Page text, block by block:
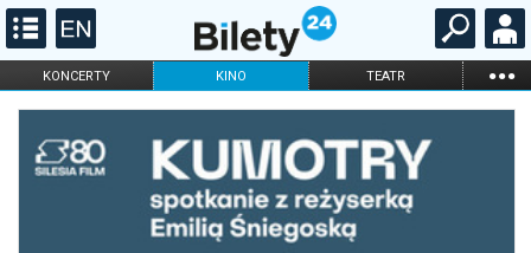
KONCERTY KINO TEATR ...
FILHARMONIA OPERA I BALET
DLA DZIECI
ONLINE KARNETY